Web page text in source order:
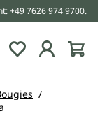
+49 7626 974 9700.